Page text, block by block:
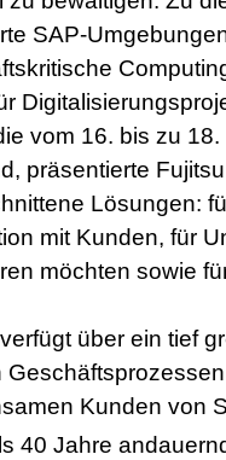
SAP-
vom 16. bis zu
präsentierte
Lösungen:
mit Kunden, für
möchten sowie
über ein tief
Kunden von
40 Jahre